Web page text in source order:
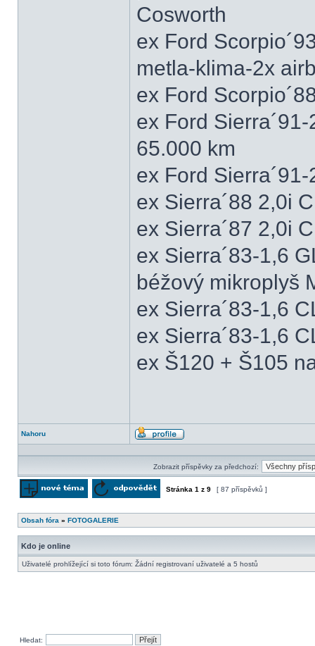
Cosworth
ex Ford
metla-klima-2x
ex Ford
ex Ford
65.000 km
ex Ford
ex Sierra´88 2,0i
ex Sierra´87 2,0i
ex Sierra´83-1,6
béžový mikroplyš
ex Sierra´83-1,6
ex Sierra´83-1,6
ex Š120 + Š105
Nahoru
Profil
Zobrazit příspěvky za předchozí:
Stránka 1 z 9 [ 87 příspěvků ]
Obsah fóra » FOTOGALERIE
Kdo je online
Uživatelé prohlížející si toto fórum: Žádní registrovaní uživatelé a 5 hostů
Hledat: